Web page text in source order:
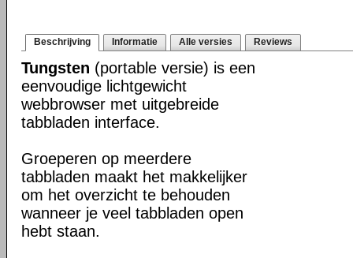
Beschrijving Informatie Alle versies Reviews
Tungsten (portable versie) is een
eenvoudige lichtgewicht
webbrowser met uitgebreide
tabbladen interface.
Groeperen op meerdere
tabbladen maakt het makkelijker
om het overzicht te behouden
wanneer je veel tabbladen open
hebt staan.